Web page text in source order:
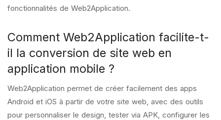
fonctionnalités de Web2Application.
Comment Web2Application facilite-t-
il la conversion de site web en
application mobile ?
Web2Application permet de créer facilement des apps
Android et iOS à partir de votre site web, avec des outils
pour personnaliser le design, tester via APK, configurer les